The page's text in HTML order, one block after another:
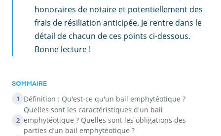
honoraires de notaire et potentiellement des
frais de résiliation anticipée. Je rentre dans le
détail de chacun de ces points ci-dessous.
Bonne lecture !
SOMMAIRE
1 Définition : Qu'est-ce qu'un bail emphytéotique ?
2
Quelles sont les caractéristiques d'un bail
emphytéotique ? Quelles sont les obligations des
parties d’un bail emphytéotique ?